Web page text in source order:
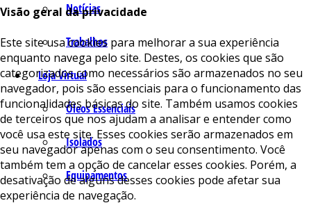
Notícias
Trabalhos
Loja Virtual
Óleos Essenciais
Isolados
Equipamentos
Visão geral da privacidade
Este site usa cookies para melhorar a sua experiência
enquanto navega pelo site. Destes, os cookies que são
categorizados como necessários são armazenados no seu
navegador, pois são essenciais para o funcionamento das
funcionalidades básicas do site. Também usamos cookies
de terceiros que nos ajudam a analisar e entender como
você usa este site. Esses cookies serão armazenados em
seu navegador apenas com o seu consentimento. Você
também tem a opção de cancelar esses cookies. Porém, a
desativação de alguns desses cookies pode afetar sua
experiência de navegação.